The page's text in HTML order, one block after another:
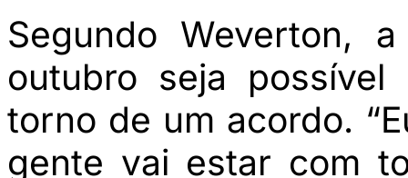
Segundo Weverton,
outubro seja
torno de um acordo.
gente vai estar com